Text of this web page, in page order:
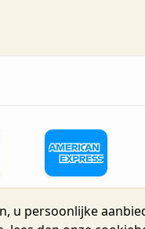
u persoonlijke